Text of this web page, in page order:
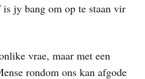
jy bang om op te staan vir
vrae, maar met een
rondom ons kan afgode